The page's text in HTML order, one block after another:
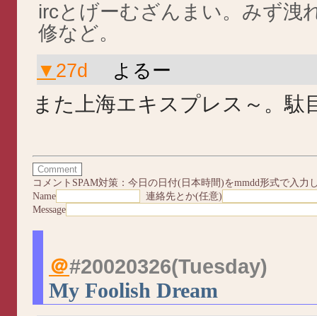
ircとげーむざんまい。みず洩
修など。
▼ 27d よるー
また上海エキスプレス～。駄
コメントSPAM対策：今日の日付(日本時間)をmmdd形式で入力
Name
連絡先とか(任意)
Message
＠#20020326(Tuesday)
My Foolish Dream